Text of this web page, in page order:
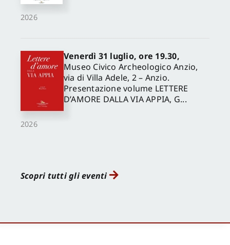
2026
2026
Venerdì 31 luglio, ore 19.30,
Museo Civico Archeologico Anzio,
via di Villa Adele, 2 – Anzio.
Presentazione volume LETTERE
D’AMORE DALLA VIA APPIA, G...
Scopri tutti gli eventi